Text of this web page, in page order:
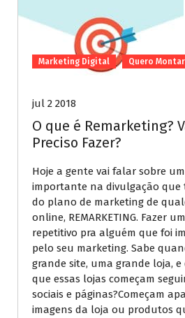
Marketing Digital Quero
jul 2 2018
O que é Remarketing?
Preciso Fazer?
Hoje a gente vai falar sobre
importante na divulgação que
do plano de marketing de
online, REMARKETING. Fazer
repetitivo pra alguém que foi
pelo seu marketing. Sabe
grande site, uma grande loja,
que essas lojas começam
sociais e páginas?Começam
imagens da loja ou produtos